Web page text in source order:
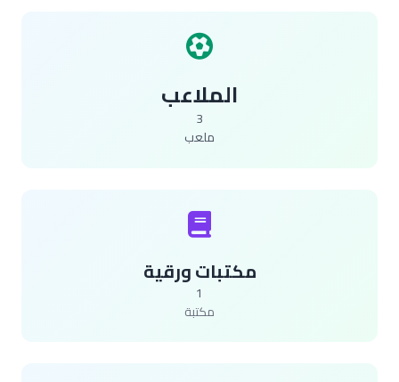
الملاعب
3
ملعب
مكتبات ورقية
مكتبة